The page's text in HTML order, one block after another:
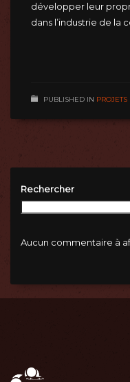
développer leur
dans l’industrie de la
PUBLISHED IN PROJETS
Rechercher
Aucun commentaire à